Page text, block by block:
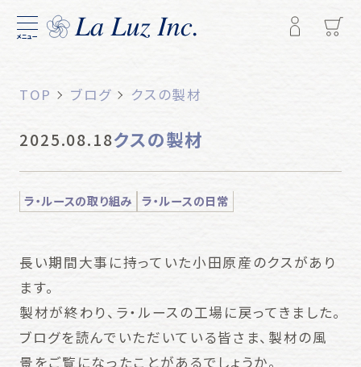
メニュー
TOP ブログ クスの製材
2025.08.18クスの製材
ラ・ルースの取り組み ラ・ルースの日常
長い期間大事に持っていた小田原産のクスがあり
ます。
製材が終わり、ラ・ルースの工場に戻ってきました。
ブログを読んでいただいている皆さま、製材の風
景をご覧になったことがあるでしょうか。